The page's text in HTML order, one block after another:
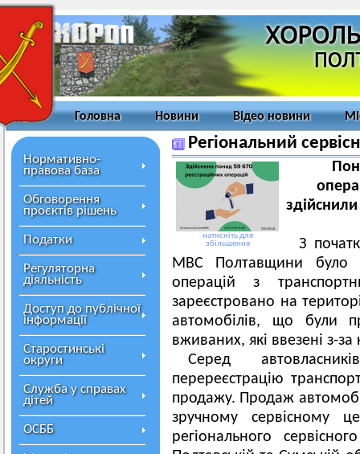
Головна Новини Відео новини
Нормативно-
правова база
Обговорення
проєктів рішень
Податки
Регуляторна
діяльність
Доступ до публічної
інформації
Старостинські
округи
Служба у справах
дітей
ОСББ
Регіональний
натисніть для
збільшення
З
МВС Полтавщини було
операцій з
зареєстровано на
автомобілів, що були
вживаних, які ввезені з-
Серед
перереєстрацію
продажу. Продаж
зручному сервісному
регіонального